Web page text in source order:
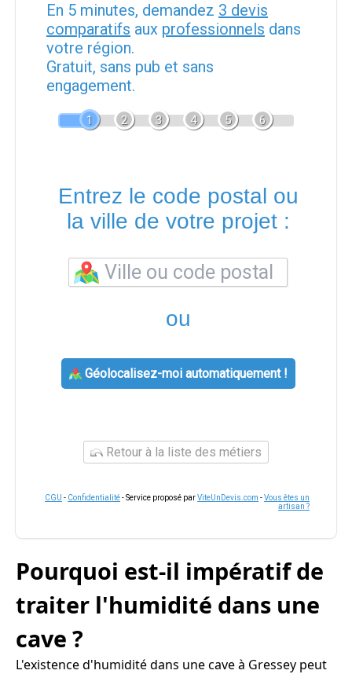
En 5 minutes, demandez 3 devis
comparatifs aux professionnels dans
votre région.
Gratuit, sans pub et sans
engagement.
1 2 3 4 5 6
Entrez le code postal ou
la ville de votre projet :
ou
Géolocalisez-moi automatiquement !
Retour à la liste des métiers
CGU - Confidentialité- Service proposé parViteUnDevis.com -Vous êtes un
artisan ?
Pourquoi est-il impératif de
traiter l'humidité dans une
cave ?
L'existence d'humidité dans une cave à Gressey peut